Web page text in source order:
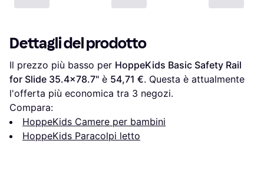
Dettagli del prodotto
Il prezzo più basso per HoppeKids Basic Safety Rail
for Slide 35.4x78.7" è 54,71 €. Questa è attualmente
l'offerta più economica tra 3 negozi.
Compara:
HoppeKids Camere per bambini
HoppeKids Paracolpi letto